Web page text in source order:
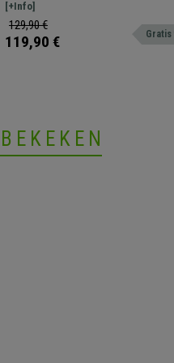
Ronde Poten, Kleur Beige
eetkamer of in de wachtzaal- Zeer
comfortabel
[+Info]
129,90 €
119,90 € Gratis
BEKEKEN